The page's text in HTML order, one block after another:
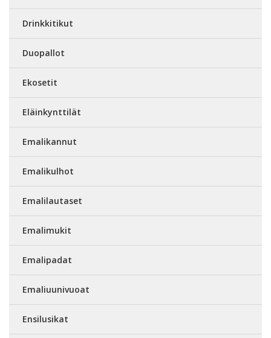
Drinkkitikut
Duopallot
Ekosetit
Eläinkynttilät
Emalikannut
Emalikulhot
Emalilautaset
Emalimukit
Emalipadat
Emaliuunivuoat
Ensilusikat